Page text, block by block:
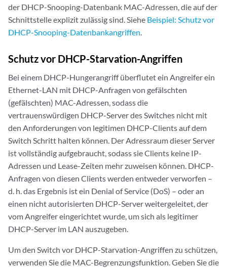
der DHCP-Snooping-Datenbank MAC-Adressen, die auf der
Schnittstelle explizit zulässig sind. Siehe Beispiel: Schutz vor
DHCP-Snooping-Datenbankangriffen.
Schutz vor DHCP-Starvation-Angriffen
Bei einem DHCP-Hungerangriff überflutet ein Angreifer ein
Ethernet-LAN mit DHCP-Anfragen von gefälschten
(gefälschten) MAC-Adressen, sodass die
vertrauenswürdigen DHCP-Server des Switches nicht mit
den Anforderungen von legitimen DHCP-Clients auf dem
Switch Schritt halten können. Der Adressraum dieser Server
ist vollständig aufgebraucht, sodass sie Clients keine IP-
Adressen und Lease-Zeiten mehr zuweisen können. DHCP-
Anfragen von diesen Clients werden entweder verworfen –
d. h. das Ergebnis ist ein Denial of Service (DoS) – oder an
einen nicht autorisierten DHCP-Server weitergeleitet, der
vom Angreifer eingerichtet wurde, um sich als legitimer
DHCP-Server im LAN auszugeben.
Um den Switch vor DHCP-Starvation-Angriffen zu schützen,
verwenden Sie die MAC-Begrenzungsfunktion. Geben Sie die